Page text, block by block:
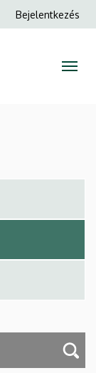
Anonim
Bejelentkezés